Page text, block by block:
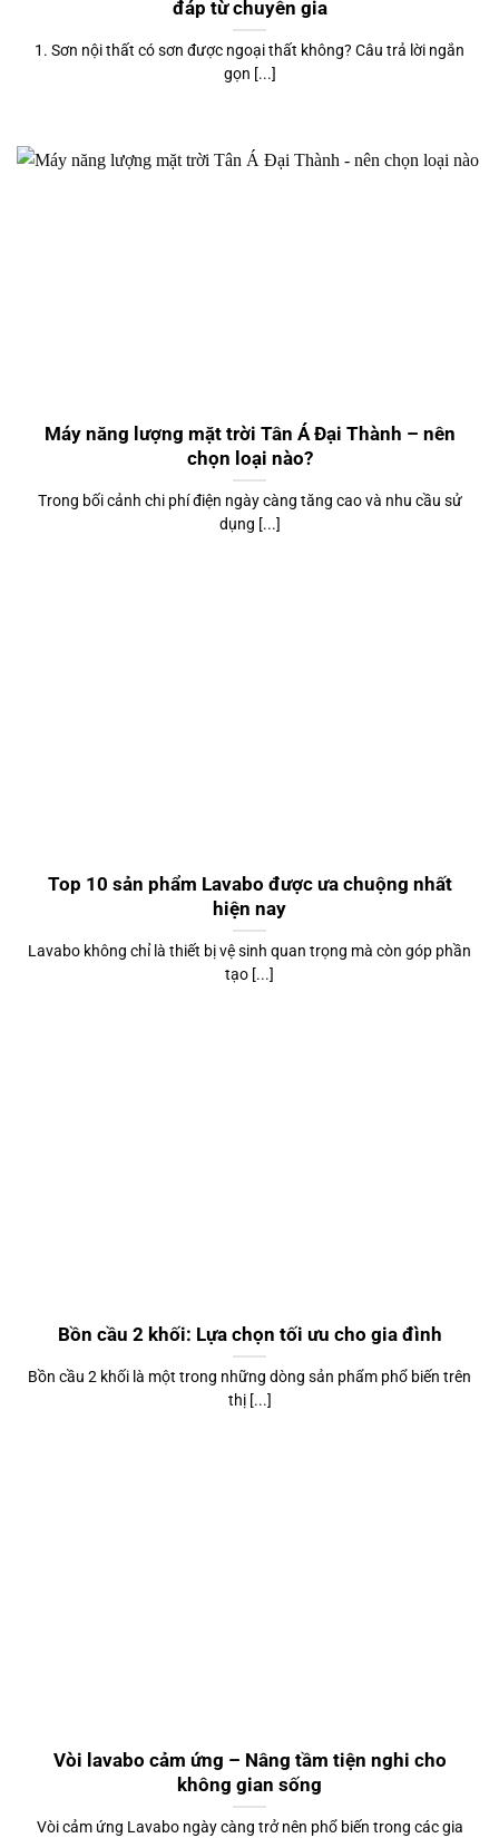
đáp từ chuyên gia
1. Sơn nội thất có sơn được ngoại thất không? Câu trả lời ngắn
gọn [...]
Máy năng lượng mặt trời Tân Á Đại Thành – nên
chọn loại nào?
Trong bối cảnh chi phí điện ngày càng tăng cao và nhu cầu sử
dụng [...]
Top 10 sản phẩm Lavabo được ưa chuộng nhất
hiện nay
Lavabo không chỉ là thiết bị vệ sinh quan trọng mà còn góp phần
tạo [...]
Bồn cầu 2 khối: Lựa chọn tối ưu cho gia đình
Bồn cầu 2 khối là một trong những dòng sản phẩm phổ biến trên
thị [...]
Vòi lavabo cảm ứng – Nâng tầm tiện nghi cho
không gian sống
Vòi cảm ứng Lavabo ngày càng trở nên phổ biến trong các gia